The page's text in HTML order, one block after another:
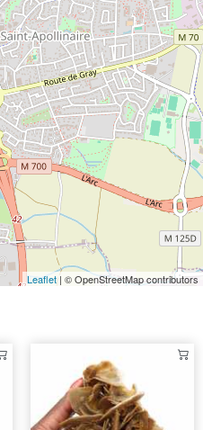
Leaflet| © OpenStreetMap contributors